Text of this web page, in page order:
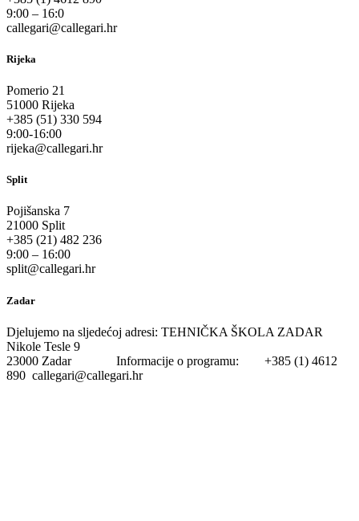
9:00 – 16:0
callegari@callegari.hr
Rijeka
Pomerio 21
51000 Rijeka
+385 (51) 330 594
9:00-16:00
rijeka@callegari.hr
Split
Pojišanska 7
21000 Split
+385 (21) 482 236
9:00 – 16:00
split@callegari.hr
Zadar
Djelujemo na sljedećoj adresi: TEHNIČKA ŠKOLA ZADAR
Nikole Tesle 9
23000 Zadar Informacije o programu: +385 (1) 4612
890 callegari@callegari.hr